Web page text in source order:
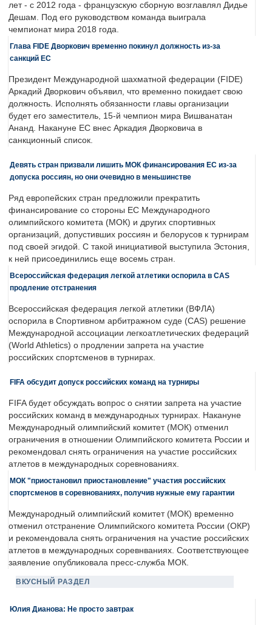
лет - с 2012 года - французскую сборную возглавлял Дидье
Дешам. Под его руководством команда выиграла
чемпионат мира 2018 года.
Глава FIDE Дворкович временно покинул должность из-за
санкций ЕС
Президент Международной шахматной федерации (FIDE)
Аркадий Дворкович объявил, что временно покидает свою
должность. Исполнять обязанности главы организации
будет его заместитель, 15-й чемпион мира Вишванатан
Ананд. Накануне ЕС внес Аркадия Дворковича в
санкционный список.
Девять стран призвали лишить МОК финансирования ЕС из-за
допуска россиян, но они очевидно в меньшинстве
Ряд европейских стран предложили прекратить
финансирование со стороны ЕС Международного
олимпийского комитета (МОК) и других спортивных
организаций, допустивших россиян и белорусов к турнирам
под своей эгидой. С такой инициативой выступила Эстония,
к ней присоединились еще восемь стран.
Всероссийская федерация легкой атлетики оспорила в CAS
продление отстранения
Всероссийская федерация легкой атлетики (ВФЛА)
оспорила в Спортивном арбитражном суде (CAS) решение
Международной ассоциации легкоатлетических федераций
(World Athletics) о продлении запрета на участие
российских спортсменов в турнирах.
FIFA обсудит допуск российских команд на турниры
FIFA будет обсуждать вопрос о снятии запрета на участие
российских команд в международных турнирах. Накануне
Международный олимпийский комитет (МОК) отменил
ограничения в отношении Олимпийского комитета России и
рекомендовал снять ограничения на участие российских
атлетов в международных соревнованиях.
МОК "приостановил приостановление" участия российских
спортсменов в соревнованиях, получив нужные ему гарантии
Международный олимпийский комитет (МОК) временно
отменил отстранение Олимпийского комитета России (ОКР)
и рекомендовала снять ограничения на участие российских
атлетов в международных соревнваниях. Соответствующее
заявление опубликовала пресс-служба МОК.
ВКУСНЫЙ РАЗДЕЛ
Юлия Дианова: Не просто завтрак